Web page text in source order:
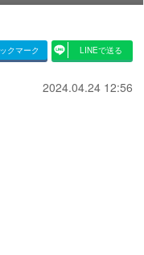
クマーク LINEで送る
2024.04.24 12:56